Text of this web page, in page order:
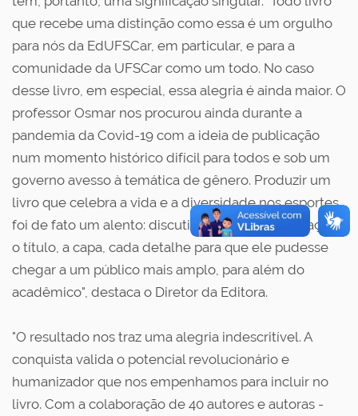
que recebe uma distinção como essa é um orgulho
para nós da EdUFSCar, em particular, e para a
comunidade da UFSCar como um todo. No caso
desse livro, em especial, essa alegria é ainda maior. O
professor Osmar nos procurou ainda durante a
pandemia da Covid-19 com a ideia de publicação
num momento histórico difícil para todos e sob um
governo avesso à temática de gênero. Produzir um
livro que celebra a vida e a diversidade nos esportes
foi de fato um alento: discutir a forma da publicação,
o título, a capa, cada detalhe para que ele pudesse
chegar a um público mais amplo, para além do
acadêmico", destaca o Diretor da Editora.
"O resultado nos traz uma alegria indescritível. A
conquista valida o potencial revolucionário e
humanizador que nos empenhamos para incluir no
livro. Com a colaboração de 40 autores e autoras -